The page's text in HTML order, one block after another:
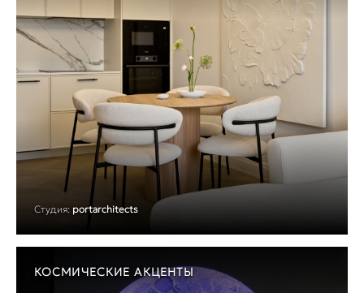
Студия: portarchitects
КОСМИЧЕСКИЕ АКЦЕНТЫ